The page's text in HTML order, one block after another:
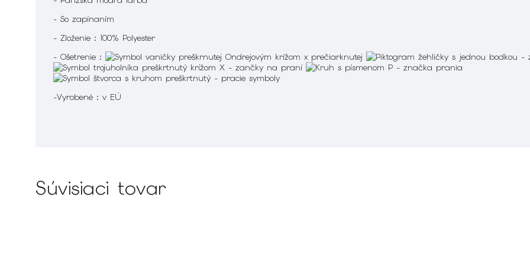
- So zapínaním
- Zloženie : 100% Polyester
- Ošetrenie :
-Vyrobené : v EÚ
Súvisiaci tovar